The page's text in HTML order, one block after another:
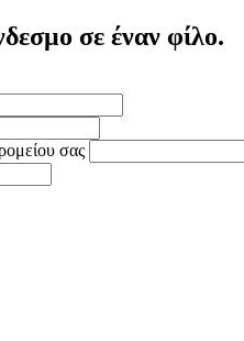
σε έναν φίλο.
σας